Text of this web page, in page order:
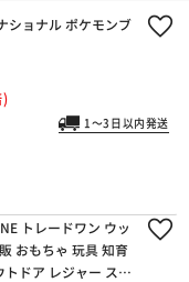
ショナル ポケモンブ
)
1～3日以内発送
トレードワン ウッ
おもちゃ 玩具 知育
トドア レジャー スポ